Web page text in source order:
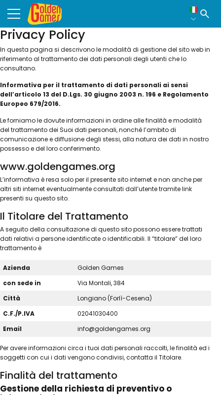
contenuto
Strumenti di
accessibilità
Apri il menu
Golden Games
Privacy Policy
In questa pagina si descrivono le modalità di gestione del sito web in
riferimento al trattamento dei dati personali degli utenti che lo
consultano.
Informativa per il trattamento di dati personali ai sensi
dell’articolo 13 del D.Lgs. 30 giugno 2003 n. 196 e Regolamento
Europeo 679/2016.
Le forniamo le dovute informazioni in ordine alle finalità e modalità
del trattamento dei Suoi dati personali, nonché l’ambito di
comunicazione e diffusione degli stessi, alla natura dei dati in nostro
possesso e del loro conferimento.
www.goldengames.org
L’informativa è resa solo per il presente sito internet e non anche per
altri siti internet eventualmente consultati dall’utente tramite link
presenti su questo sito.
Il Titolare del Trattamento
A seguito della consultazione di questo sito possono essere trattati
dati relativi a persone identificate o identificabili. Il “titolare” del loro
trattamento è
Azienda
Golden Games
con sede in
Via Montali, 384
Città
Longiano (Forlì-Cesena)
C.F./P.IVA
02041030400
Email
info@goldengames.org
Per avere informazioni circa i tuoi dati personali raccolti, le finalità ed i
soggetti con cui i dati vengono condivisi, contatta il Titolare.
Finalità del trattamento
Gestione della richiesta di preventivo o